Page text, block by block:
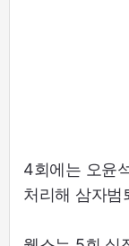
4회에는 오윤
처리해 삼자범